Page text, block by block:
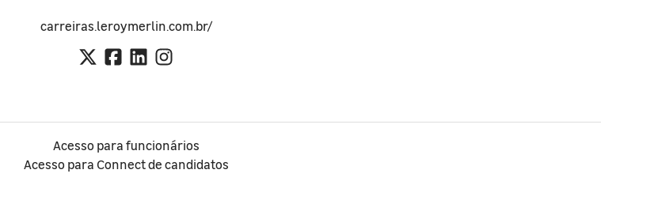
carreiras.leroymerlin.com.br/
Acesso para funcionários
Acesso para Connect de candidatos